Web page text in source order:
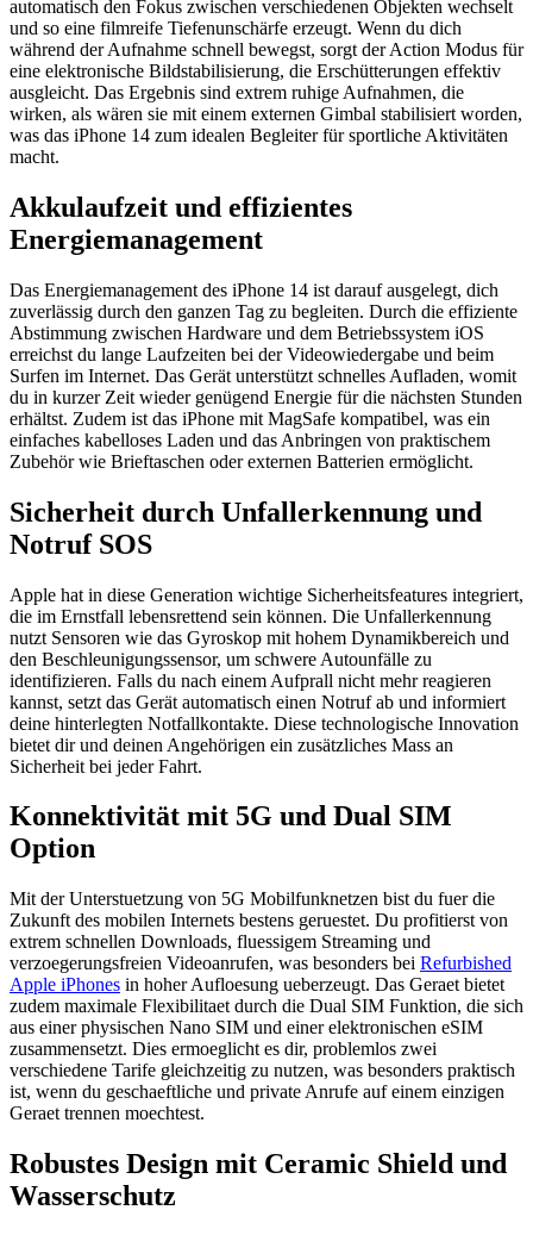
automatisch den Fokus zwischen verschiedenen Objekten wechselt
und so eine filmreife Tiefenunschärfe erzeugt. Wenn du dich
während der Aufnahme schnell bewegst, sorgt der Action Modus für
eine elektronische Bildstabilisierung, die Erschütterungen effektiv
ausgleicht. Das Ergebnis sind extrem ruhige Aufnahmen, die
wirken, als wären sie mit einem externen Gimbal stabilisiert worden,
was das iPhone 14 zum idealen Begleiter für sportliche Aktivitäten
macht.
Akkulaufzeit und effizientes
Energiemanagement
Das Energiemanagement des iPhone 14 ist darauf ausgelegt, dich
zuverlässig durch den ganzen Tag zu begleiten. Durch die effiziente
Abstimmung zwischen Hardware und dem Betriebssystem iOS
erreichst du lange Laufzeiten bei der Videowiedergabe und beim
Surfen im Internet. Das Gerät unterstützt schnelles Aufladen, womit
du in kurzer Zeit wieder genügend Energie für die nächsten Stunden
erhältst. Zudem ist das iPhone mit MagSafe kompatibel, was ein
einfaches kabelloses Laden und das Anbringen von praktischem
Zubehör wie Brieftaschen oder externen Batterien ermöglicht.
Sicherheit durch Unfallerkennung und
Notruf SOS
Apple hat in diese Generation wichtige Sicherheitsfeatures integriert,
die im Ernstfall lebensrettend sein können. Die Unfallerkennung
nutzt Sensoren wie das Gyroskop mit hohem Dynamikbereich und
den Beschleunigungssensor, um schwere Autounfälle zu
identifizieren. Falls du nach einem Aufprall nicht mehr reagieren
kannst, setzt das Gerät automatisch einen Notruf ab und informiert
deine hinterlegten Notfallkontakte. Diese technologische Innovation
bietet dir und deinen Angehörigen ein zusätzliches Mass an
Sicherheit bei jeder Fahrt.
Konnektivität mit 5G und Dual SIM
Option
Mit der Unterstuetzung von 5G Mobilfunknetzen bist du fuer die
Zukunft des mobilen Internets bestens geruestet. Du profitierst von
extrem schnellen Downloads, fluessigem Streaming und
verzoegerungsfreien Videoanrufen, was besonders bei Refurbished
Apple iPhones in hoher Aufloesung ueberzeugt. Das Geraet bietet
zudem maximale Flexibilitaet durch die Dual SIM Funktion, die sich
aus einer physischen Nano SIM und einer elektronischen eSIM
zusammensetzt. Dies ermoeglicht es dir, problemlos zwei
verschiedene Tarife gleichzeitig zu nutzen, was besonders praktisch
ist, wenn du geschaeftliche und private Anrufe auf einem einzigen
Geraet trennen moechtest.
Robustes Design mit Ceramic Shield und
Wasserschutz